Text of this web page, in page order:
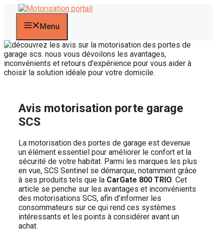
contenu
Menu
Avis motorisation porte garage
SCS
La motorisation des portes de garage est devenue
un élément essentiel pour améliorer le confort et la
sécurité de votre habitat. Parmi les marques les plus
en vue, SCS Sentinel se démarque, notamment grâce
à ses produits tels que la CarGate 800 TRIO. Cet
article se penche sur les avantages et inconvénients
des motorisations SCS, afin d’informer les
consommateurs sur ce qui rend ces systèmes
intéressants et les points à considérer avant un
achat.